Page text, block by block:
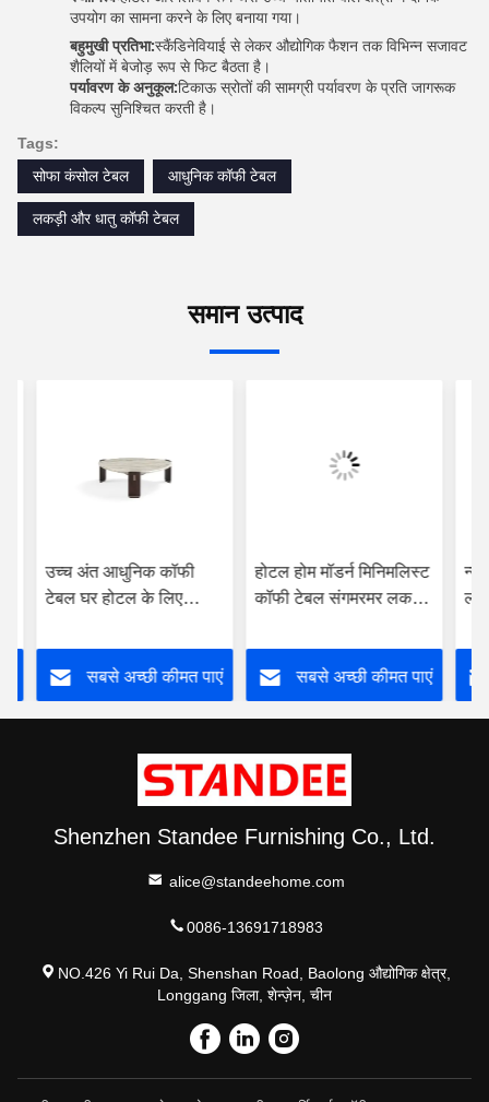
उपयोग का सामना करने के लिए बनाया गया।
बहुमुखी प्रतिभा:स्कैंडिनेवियाई से लेकर औद्योगिक फैशन तक विभिन्न सजावट
शैलियों में बेजोड़ रूप से फिट बैठता है।
पर्यावरण के अनुकूल:टिकाऊ स्रोतों की सामग्री पर्यावरण के प्रति जागरूक
विकल्प सुनिश्चित करती है।
Tags:
सोफा कंसोल टेबल
आधुनिक कॉफी टेबल
लकड़ी और धातु कॉफी टेबल
समान उत्पाद
उच्च अंत आधुनिक कॉफी
टेबल घर होटल के लिए
सबसे अच्छी कीमत पाएं
होटल होम मॉडर्न मिनिमलिस्ट
कॉफी टेबल संगमरमर लकड़ी
सबसे अच्छी कीमत पाएं
Shenzhen Standee Furnishing Co., Ltd.
alice@standeehome.com
0086-13691718983
NO.426 Yi Rui Da, Shenshan Road, Baolong औद्योगिक क्षेत्र,
Longgang जिला, शेन्ज़ेन, चीन